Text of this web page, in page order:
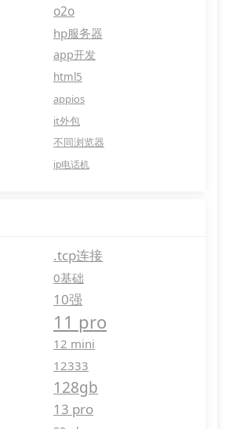
o2o
hp服务器
app开发
html5
appios
it外包
不同浏览器
ip电话机
.tcp连接
0基础
10强
11 pro
12 mini
12333
128gb
13 pro